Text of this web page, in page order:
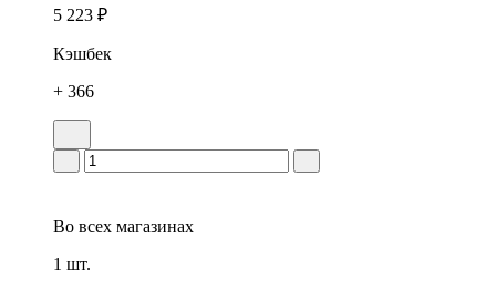
5 223 ₽
Кэшбек
+ 366
Во всех магазинах
1 шт.